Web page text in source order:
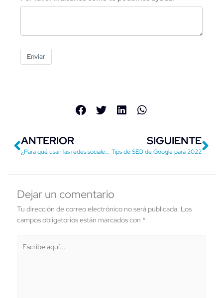
Enviar
Previo
ANTERIOR
¿Para qué usan las redes sociales las diferentes generaciones?
SIGUIENTE
Tips de SEO de Google para 2022
Dejar un comentario
Tu dirección de correo electrónico no será publicada. Los
campos obligatorios están marcados con *
aquí...